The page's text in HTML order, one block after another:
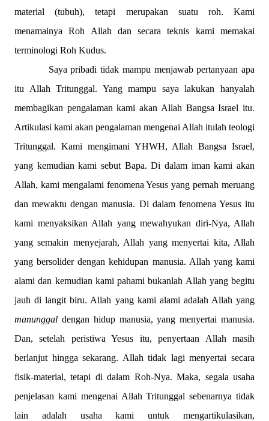
material (tubuh), tetapi merupakan suatu roh. Kami
menamainya Roh Allah dan secara teknis kami memakai
terminologi Roh Kudus.
Saya pribadi tidak mampu menjawab pertanyaan apa
itu Allah Tritunggal. Yang mampu saya lakukan hanyalah
membagikan pengalaman kami akan Allah Bangsa Israel itu.
Artikulasi kami akan pengalaman mengenai Allah itulah teologi
Tritunggal. Kami mengimani YHWH, Allah Bangsa Israel,
yang kemudian kami sebut Bapa. Di dalam iman kami akan
Allah, kami mengalami fenomena Yesus yang pernah meruang
dan mewaktu dengan manusia. Di dalam fenomena Yesus itu
kami menyaksikan Allah yang mewahyukan diri-Nya, Allah
yang semakin menyejarah, Allah yang menyertai kita, Allah
yang bersolider dengan kehidupan manusia. Allah yang kami
alami dan kemudian kami pahami bukanlah Allah yang begitu
jauh di langit biru. Allah yang kami alami adalah Allah yang
manunggal dengan hidup manusia, yang menyertai manusia.
Dan, setelah peristiwa Yesus itu, penyertaan Allah masih
berlanjut hingga sekarang. Allah tidak lagi menyertai secara
fisik-material, tetapi di dalam Roh-Nya. Maka, segala usaha
penjelasan kami mengenai Allah Tritunggal sebenarnya tidak
lain adalah usaha kami untuk mengartikulasikan,